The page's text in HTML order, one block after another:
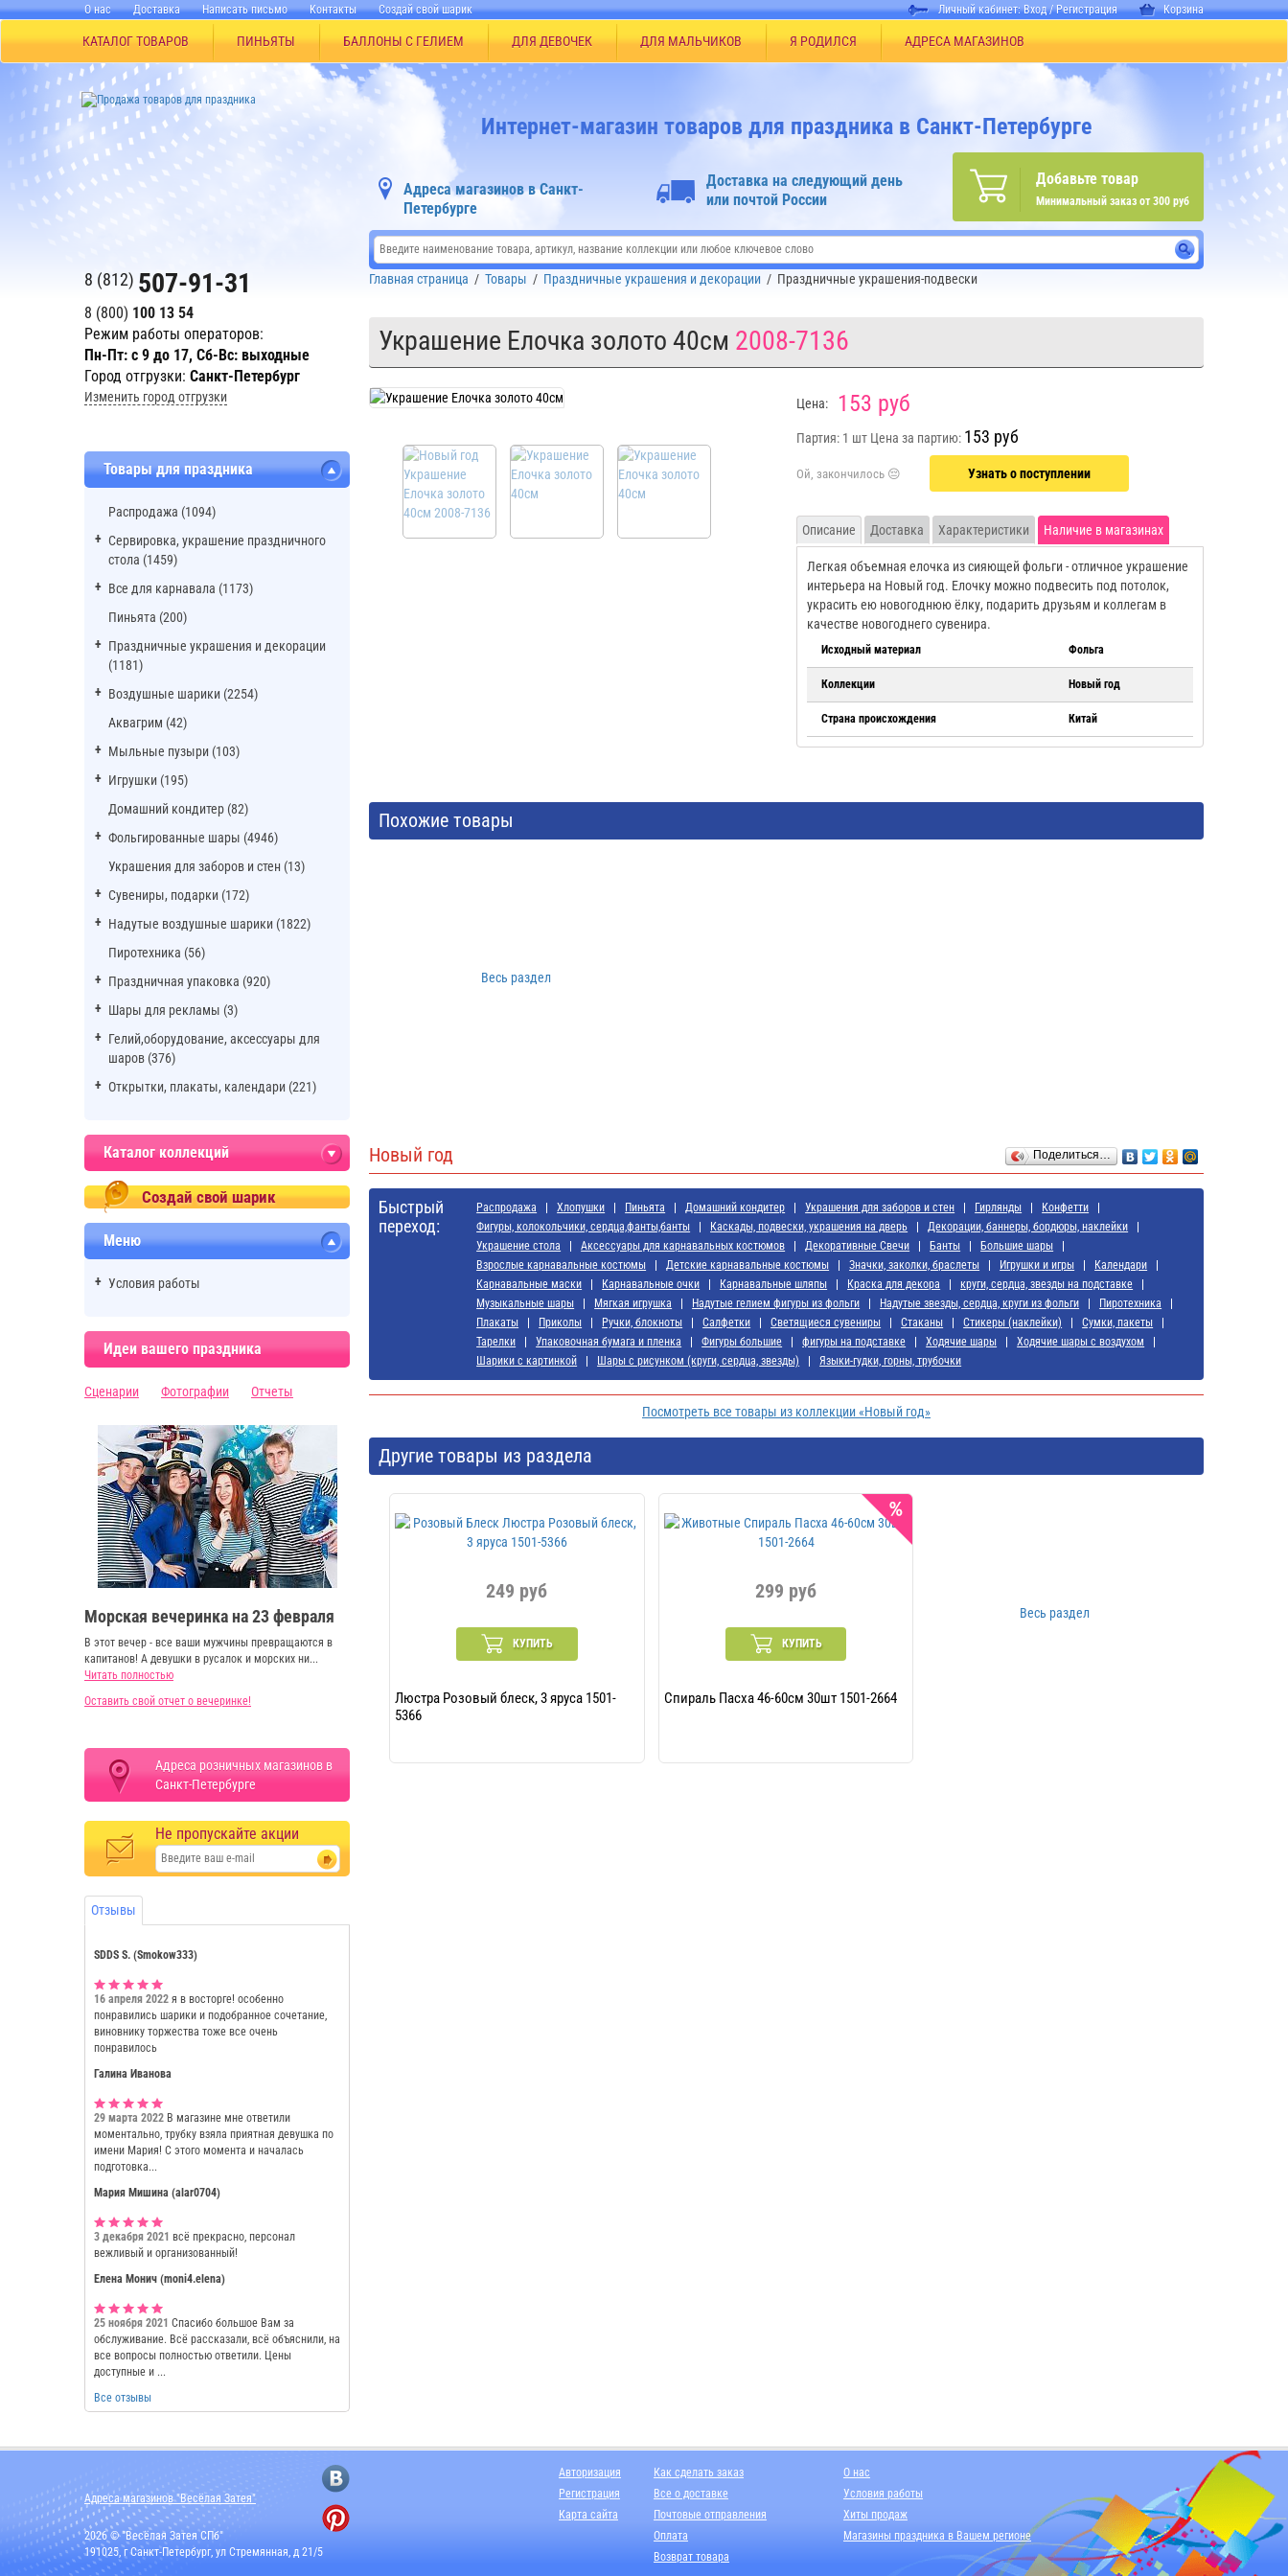
О нас Доставка Написать письмо Контакты Создай свой шарик Личный кабинет:Вход/Регистрация Корзина
КАТАЛОГ ТОВАРОВ ПИНЬЯТЫ БАЛЛОНЫ С ГЕЛИЕМ ДЛЯ ДЕВОЧЕК ДЛЯ МАЛЬЧИКОВ Я РОДИЛСЯ АДРЕСА МАГАЗИНОВ
8 (812) 507-91-31
8 (800) 100 13 54
Режим работы операторов:
Пн-Пт: с 9 до 17, Сб-Вс: выходные
Город отгрузки: Санкт-Петербург
Изменить город отгрузки
Товары для праздника
Распродажа (1094)
Сервировка, украшение праздничного
стола (1459)
Все для карнавала (1173)
Пиньята (200)
Праздничные украшения и декорации
(1181)
Воздушные шарики (2254)
Аквагрим (42)
Мыльные пузыри (103)
Игрушки (195)
Домашний кондитер (82)
Фольгированные шары (4946)
Украшения для заборов и стен (13)
Сувениры, подарки (172)
Надутые воздушные шарики (1822)
Пиротехника (56)
Праздничная упаковка (920)
Шары для рекламы (3)
Гелий,оборудование, аксессуары для
шаров (376)
Открытки, плакаты, календари (221)
Каталог коллекций
Создай свой шарик
Меню
Условия работы
Идеи вашего праздника
Сценарии Фотографии Отчеты
Морская вечеринка на 23 февраля
В этот вечер - все ваши мужчины превращаются в
капитанов! А девушки в русалок и морских ни...
Читать полностью
Оставить свой отчет о вечеринке!
Адреса розничных магазинов в
Санкт-Петербурге
Не пропускайте акции
Отзывы
SDDS S. (Smokow333)
16 апреля 2022 я в восторге! особенно
понравились шарики и подобранное сочетание,
виновнику торжества тоже все очень
понравилось
Галина Иванова
29 марта 2022 В магазине мне ответили
моментально, трубку взяла приятная девушка по
имени Мария! С этого момента и началась
подготовка...
Мария Мишина (alar0704)
3 декабря 2021 всё прекрасно, персонал
вежливый и организованный!
Елена Монич (moni4.elena)
25 ноября 2021 Спасибо большое Вам за
обслуживание. Всё рассказали, всё объяснили, на
все вопросы полностью ответили. Цены
доступные и ...
Все отзывы
Интернет-магазин товаров для праздника в Санкт-Петербурге
Добавьте товар
Минимальный заказ от 300 руб
Адреса магазинов в Санкт-
Петербурге
Доставка на следующий день
или почтой России
Главная страница / Товары / Праздничные украшения и декорации / Праздничные украшения-подвески
Украшение Елочка золото 40см 2008-7136
Цена: 153 руб
Партия: 1 шт Цена за партию: 153 руб
Узнать о поступлении
Описание Доставка Характеристики Наличие в магазинах
Легкая объемная елочка из сияющей фольги - отличное украшение
интерьера на Новый год. Елочку можно подвесить под потолок,
украсить ею новогоднюю ёлку, подарить друзьям и коллегам в
качестве новогоднего сувенира.
Исходный материал Фольга
Коллекции Новый год
Страна происхождения Китай
Похожие товары
Весь раздел
Поделиться…
Новый год
Быстрый
переход:
Распродажа Хлопушки Пиньята Домашний кондитер Украшения для заборов и стен Гирлянды
Конфетти
Фигуры, колокольчики, сердца,фанты,банты
Каскады, подвески, украшения на дверь
Декорации, баннеры, бордюры, наклейки
Украшение стола
Аксессуары для карнавальных костюмов Декоративные Свечи Банты
Большие шары
Взрослые карнавальные костюмы
Детские карнавальные костюмы Значки, заколки, браслеты Игрушки и игры
Календари
Карнавальные маски
Карнавальные очки Карнавальные шляпы Краска для декора
круги, сердца, звезды на подставке
Музыкальные шары
Мягкая игрушка Надутые гелием фигуры из фольги Надутые звезды, сердца, круги из фольги
Пиротехника
Плакаты
Приколы Ручки, блокноты Салфетки Светящиеся сувениры Стаканы Стикеры (наклейки)
Сумки, пакеты
Тарелки
Упаковочная бумага и пленка Фигуры большие фигуры на подставке Ходячие шары
Ходячие шары с воздухом
Шарики с картинкой
Шары с рисунком (круги, сердца, звезды) Языки-гудки, горны, трубочки
Посмотреть все товары из коллекции «Новый год»
Другие товары из раздела
249 руб
КУПИТЬ
Люстра Розовый блеск, 3 яруса 1501-
5366
299 руб
КУПИТЬ
Спираль Пасха 46-60см 30шт 1501-2664
Весь раздел
Адреса магазинов "Весёлая Затея"
2026 © "Весёлая Затея СПб"
191025, г Санкт-Петербург, ул Стремянная, д 21/5
Авторизация
Регистрация
Карта сайта
Как сделать заказ
Все о доставке
Почтовые отправления
Оплата
Возврат товара
О нас
Условия работы
Хиты продаж
Магазины праздника в Вашем регионе